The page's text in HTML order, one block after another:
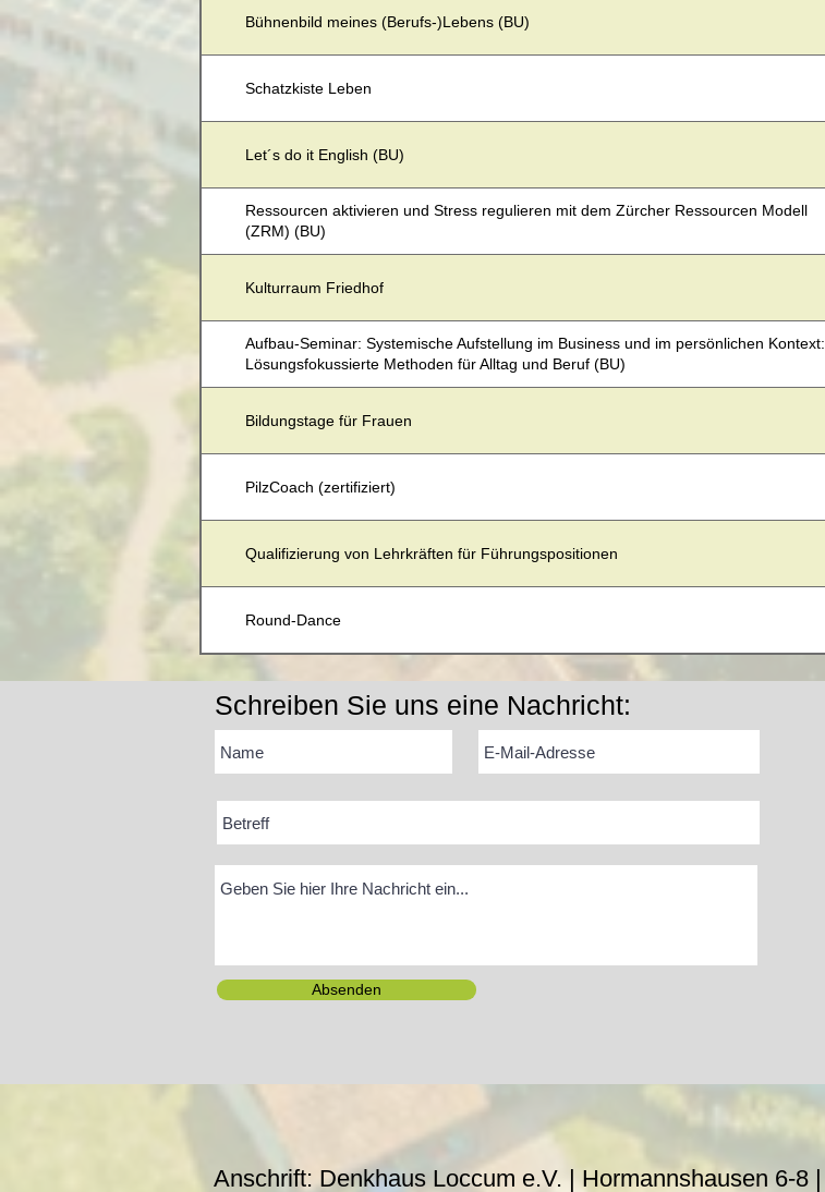
Bühnenbild meines (Berufs-)Lebens (BU)
Schatzkiste Leben
Let´s do it English (BU)
Ressourcen aktivieren und Stress regulieren mit dem Zürcher Ressourcen Modell
(ZRM) (BU)
Kulturraum Friedhof
Aufbau-Seminar: Systemische Aufstellung im Business und im persönlichen Kontext:
Lösungsfokussierte Methoden für Alltag und Beruf (BU)
Bildungstage für Frauen
PilzCoach (zertifiziert)
Qualifizierung von Lehrkräften für Führungspositionen
Round-Dance
Schreiben Sie uns eine Nachricht:
Absenden
Anschrift: Denkhaus Loccum e.V. | Hormannshausen 6-8 |